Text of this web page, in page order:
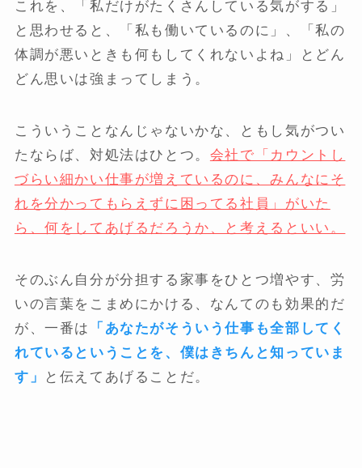
これを、「私だけがたくさんしている気がする」
と思わせると、「私も働いているのに」、「私の
体調が悪いときも何もしてくれないよね」とどん
どん思いは強まってしまう。
こういうことなんじゃないかな、ともし気がつい
たならば、対処法はひとつ。 会社で「カウントし
づらい細かい仕事が増えているのに、みんなにそ
れを分かってもらえずに困ってる社員」がいた
ら、何をしてあげるだろうか、と考えるといい。
そのぶん自分が分担する家事をひとつ増やす、労
いの言葉をこまめにかける、なんてのも効果的だ
が、一番は
「あなたがそういう仕事も全部してく
れているということを、僕はきちんと知っていま
す」
と伝えてあげることだ。